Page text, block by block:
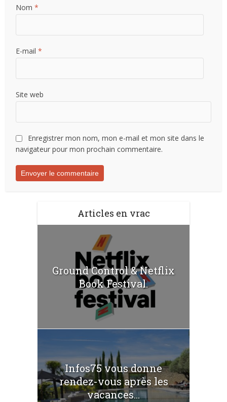
Nom*
E-mail*
Site web
Enregistrer mon nom, mon e-mail et mon site dans le
navigateur pour mon prochain commentaire.
Articles en vrac
Ground Control & Netflix
Book Festival.
Infos75 vous donne
rendez-vous après les
vacances...